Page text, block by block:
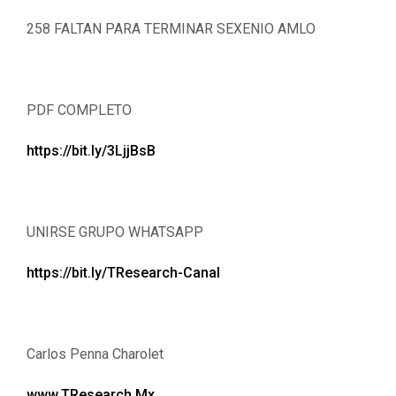
258 FALTAN PARA TERMINAR SEXENIO AMLO
PDF COMPLETO
https://bit.ly/3LjjBsB
UNIRSE GRUPO WHATSAPP
https://bit.ly/TResearch-Canal
Carlos Penna Charolet